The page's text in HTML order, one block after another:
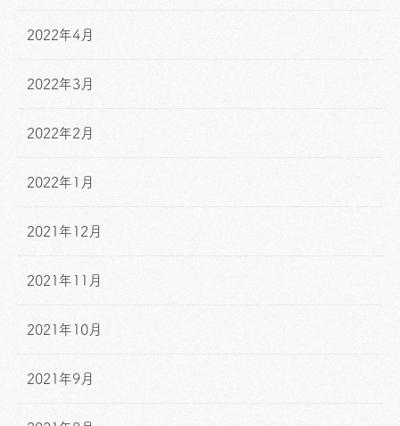
2022年4月
2022年3月
2022年2月
2022年1月
2021年12月
2021年11月
2021年10月
2021年9月